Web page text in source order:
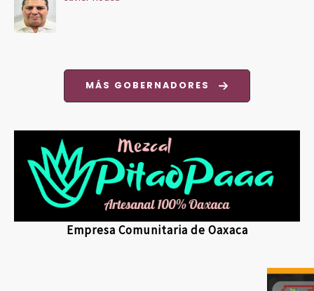
MÁS GOBERNADORES
Empresa Comunitaria de Oaxaca